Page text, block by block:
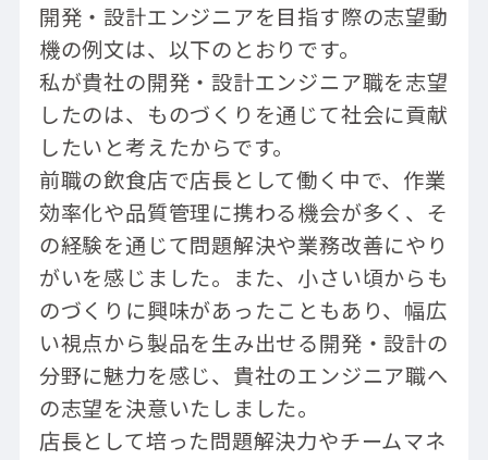
開発・設計エンジニアを目指す際の志望動
機の例文は、以下のとおりです。
私が貴社の開発・設計エンジニア職を志望
したのは、ものづくりを通じて社会に貢献
したいと考えたからです。
前職の飲食店で店長として働く中で、作業
効率化や品質管理に携わる機会が多く、そ
の経験を通じて問題解決や業務改善にやり
がいを感じました。また、小さい頃からも
のづくりに興味があったこともあり、幅広
い視点から製品を生み出せる開発・設計の
分野に魅力を感じ、貴社のエンジニア職へ
の志望を決意いたしました。
店長として培った問題解決力やチームマネ